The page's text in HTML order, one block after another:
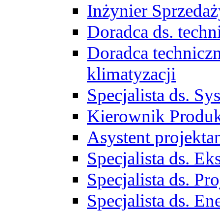
Inżynier
Doradca ds.
Doradca
klimatyzacji
Specjalista ds.
Kierownik
Asystent
Specjalista ds.
Specjalista ds.
Specjalista ds.